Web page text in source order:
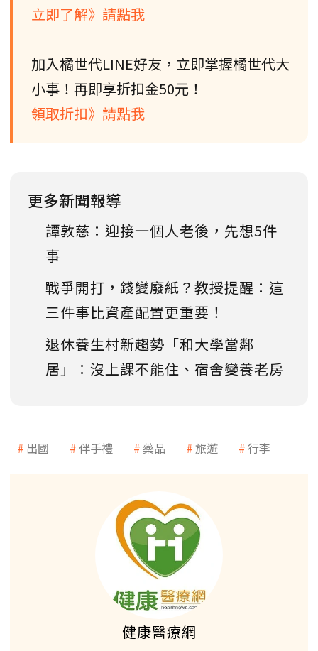
立即了解》請點我
加入橘世代LINE好友，立即掌握橘世代大
小事！再即享折扣金50元！
領取折扣》請點我
更多新聞報導
譚敦慈：迎接一個人老後，先想5件
事
戰爭開打，錢變廢紙？教授提醒：這
三件事比資產配置更重要！
退休養生村新趨勢「和大學當鄰
居」：沒上課不能住、宿舍變養老房
出國 伴手禮 藥品 旅遊 行李
健康醫療網